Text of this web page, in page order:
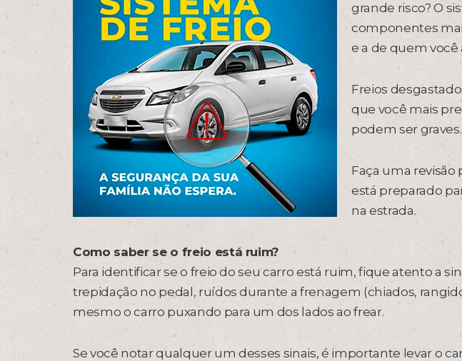
grande risco? O
componentes
e a de quem você
Freios
que você mais
podem ser
Faça uma revisão
está preparado
na estrada.
Como saber se o freio está ruim?
Para identificar se o freio do seu carro está ruim, fique atento a
trepidação no pedal, ruídos durante a frenagem (chiados,
mesmo o carro puxando para um dos lados ao frear.
Se você notar qualquer um desses sinais, é importante levar o